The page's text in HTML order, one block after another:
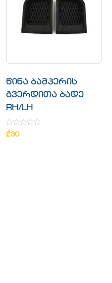
წინა ბამპერის
გვერდითა ბადე
RH/LH
Rated
0
₾30